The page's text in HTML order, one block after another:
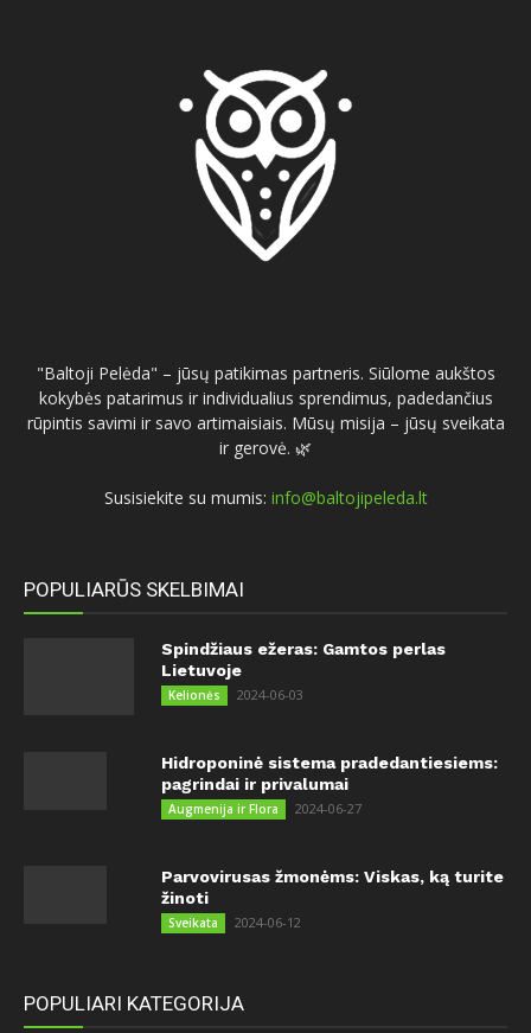
"Baltoji Pelėda" – jūsų patikimas partneris. Siūlome aukštos
kokybės patarimus ir individualius sprendimus, padedančius
rūpintis savimi ir savo artimaisiais. Mūsų misija – jūsų sveikata
ir gerovė. 🌿
Susisiekite su mumis: info@baltojipeleda.lt
POPULIARŪS SKELBIMAI
Spindžiaus ežeras: Gamtos perlas
Lietuvoje
Kelionės 2024-06-03
Hidroponinė sistema pradedantiesiems:
pagrindai ir privalumai
Augmenija ir Flora 2024-06-27
Parvovirusas žmonėms: Viskas, ką turite
žinoti
Sveikata 2024-06-12
POPULIARI KATEGORIJA